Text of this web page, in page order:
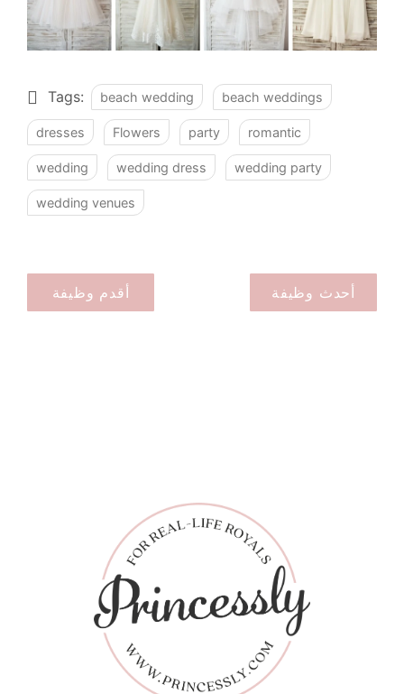
Tags: beach wedding beach weddings
dresses Flowers party romantic
wedding wedding dress wedding party
wedding venues
أقدم وظيفة أحدث وظيفة